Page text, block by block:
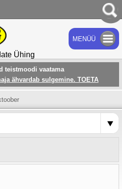
OTSI
Ühing
MENÜÜ
teistmoodi vaatama
ähvardab sulgemine. TOETA